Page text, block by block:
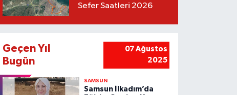
Sefer Saatleri 2026
Geçen Yıl
Bugün
07 Ağustos
2025
SAMSUN
Samsun İlkadım’da